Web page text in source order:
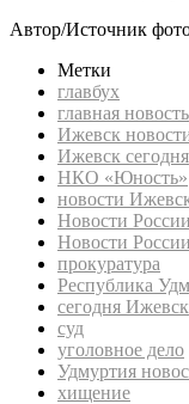
Автор/Источник
Метки
главбух
главная новость
Ижевск
Ижевск сегодня
НКО «Юность»
новости
Новости России
Новости
прокуратура
Республика
сегодня Ижевск
суд
уголовное дело
Удмуртия
хищение